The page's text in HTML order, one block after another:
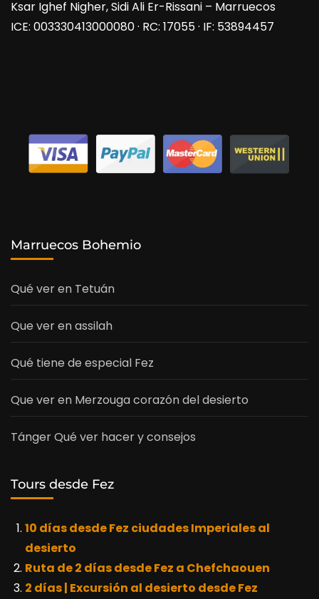
Ksar Ighef Nigher, Sidi Ali Er-Rissani – Marruecos
ICE: 003330413000080 · RC: 17055 · IF: 53894457
Marruecos Bohemio
Qué ver en Tetuán
Que ver en assilah
Qué tiene de especial Fez
Que ver en Merzouga corazón del desierto
Tánger Qué ver hacer y consejos
Tours desde Fez
10 días desde Fez ciudades Imperiales al
desierto
Ruta de 2 días desde Fez a Chefchaouen
2 días | Excursión al desierto desde Fez